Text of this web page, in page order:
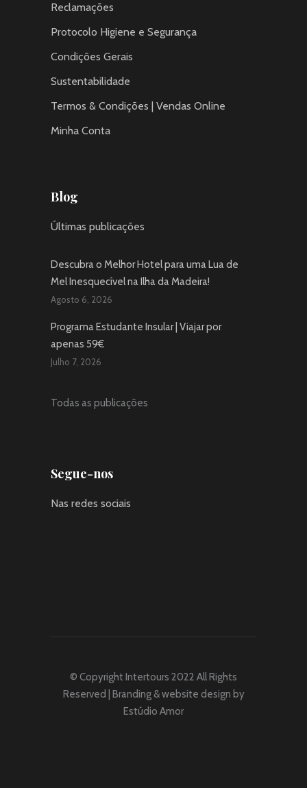
Reclamações
Protocolo Higiene e Segurança
Condições Gerais
Sustentabilidade
Termos & Condições | Vendas Online
Minha Conta
Blog
Últimas publicações
Descubra o Melhor Hotel para uma Lua de
Mel Inesquecível na Ilha da Madeira!
Agosto 6, 2026
Programa Estudante Insular | Viajar por
apenas 59€
Julho 7, 2026
Todas as publicações
Segue-nos
Nas redes sociais
© Copyright Intertours 2022 All Rights
Reserved | Branding & website design by
Estúdio Amor